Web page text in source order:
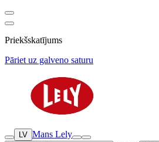
Priekšskatījums
Pāriet uz galveno saturu
LV Mans Lely